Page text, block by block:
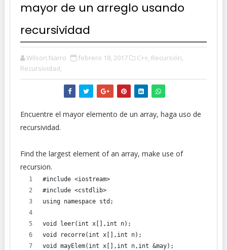
mayor de un arreglo usando
recursividad
Wilson Narro febrero 18, 2017 C++, Recursión,
Recursividad,
Encuentre el mayor elemento de un array, haga uso de
recursividad.
Find the largest element of an array, make use of
recursion.
#include <iostream>
#include <cstdlib>
using namespace std;
void leer(int x[],int n);
void recorre(int x[],int n);
void mayElem(int x[],int n,int &may);